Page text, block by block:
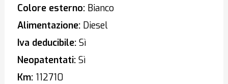
Colore esterno:Bianco
Alimentazione:Diesel
Iva deducibile:Sì
Neopatentati:Sì
Km:112710